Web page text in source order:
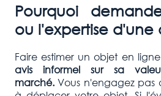
Pourquoi
ou l'expertise
Faire estimer un objet en
avis informel sur sa
marché. Vous n'engagez pas